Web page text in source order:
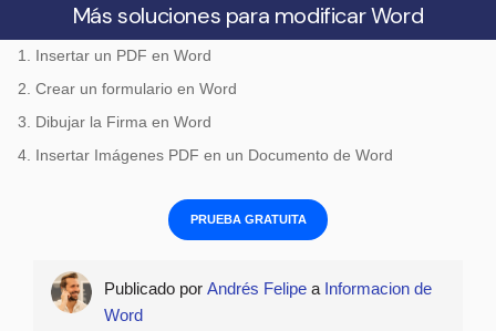
Más soluciones para modificar Word
1. Insertar un PDF en Word
2. Crear un formulario en Word
3. Dibujar la Firma en Word
4. Insertar Imágenes PDF en un Documento de Word
PRUEBA GRATUITA
Publicado porAndrés Felipe a Informacion de
Word